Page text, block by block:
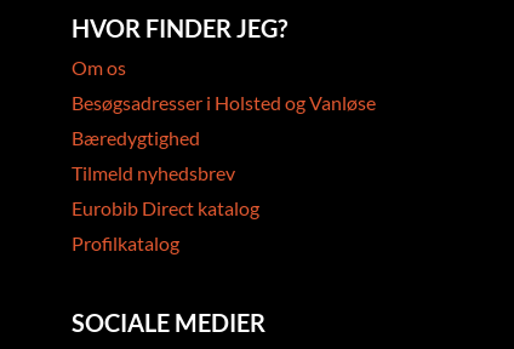
HVOR FINDER JEG?
Om os
Besøgsadresser i Holsted og Vanløse
Bæredygtighed
Tilmeld nyhedsbrev
Eurobib Direct katalog
Profilkatalog
SOCIALE MEDIER